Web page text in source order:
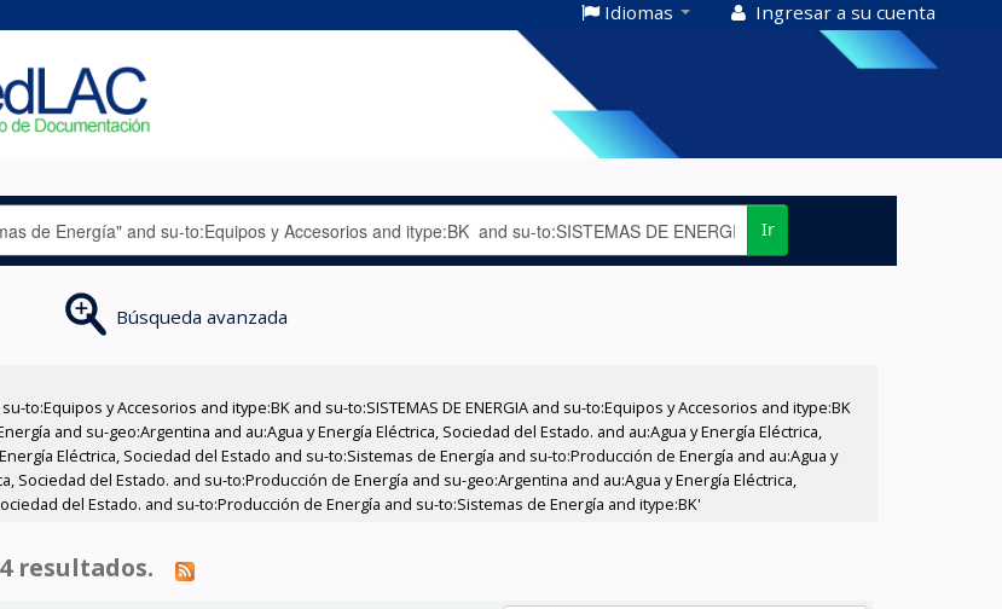
Idiomas Ingresar a su cuenta
Ir
Búsqueda avanzada
y Accesorios and itype:BK and su-to:SISTEMAS DE ENERGIA and su-to:Equipos y Accesorios and itype:BK
and su-geo:Argentina and au:Agua y Energía Eléctrica, Sociedad del Estado. and au:Agua y Energía Eléctrica,
Eléctrica, Sociedad del Estado and su-to:Sistemas de Energía and su-to:Producción de Energía and au:Agua y
Sociedad del Estado. and su-to:Producción de Energía and su-geo:Argentina and au:Agua y Energía Eléctrica,
del Estado. and su-to:Producción de Energía and su-to:Sistemas de Energía and itype:BK'
resultados.